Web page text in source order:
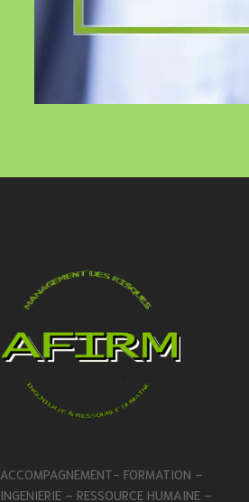
ACCOMPAGNEMENT- FORMATION –
INGENIERIE – RESSOURCE HUMAINE –